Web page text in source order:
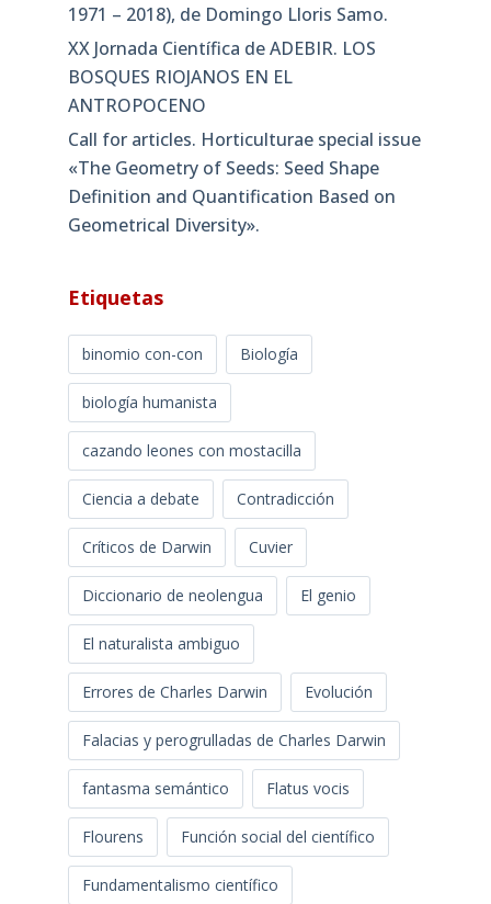
1971 – 2018), de Domingo Lloris Samo.
XX Jornada Científica de ADEBIR. LOS
BOSQUES RIOJANOS EN EL
ANTROPOCENO
Call for articles. Horticulturae special issue
«The Geometry of Seeds: Seed Shape
Definition and Quantification Based on
Geometrical Diversity»​.
Etiquetas
binomio con-con Biología
biología humanista
cazando leones con mostacilla
Ciencia a debate Contradicción
Críticos de Darwin Cuvier
Diccionario de neolengua El genio
El naturalista ambiguo
Errores de Charles Darwin Evolución
Falacias y perogrulladas de Charles Darwin
fantasma semántico Flatus vocis
Flourens Función social del científico
Fundamentalismo científico